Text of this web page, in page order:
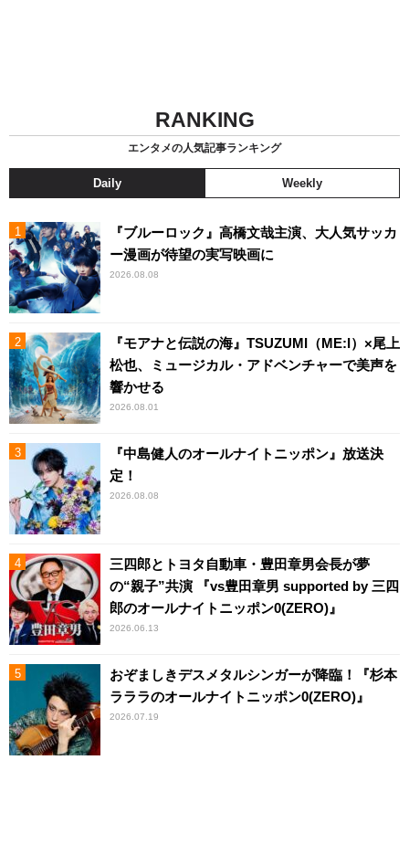
RANKING
エンタメの人気記事ランキング
Daily Weekly
『ブルーロック』高橋文哉主演、大人気サッカ
ー漫画が待望の実写映画に
2026.08.08
『モアナと伝説の海』TSUZUMI（ME:I）×尾上
松也、ミュージカル・アドベンチャーで美声を
響かせる
2026.08.01
『中島健人のオールナイトニッポン』放送決
定！
2026.08.08
三四郎とトヨタ自動車・豊田章男会長が夢
の“親子”共演 『vs豊田章男 supported by 三四
郎のオールナイトニッポン0(ZERO)』
2026.06.13
おぞましきデスメタルシンガーが降臨！『杉本
ラララのオールナイトニッポン0(ZERO)』
2026.07.19